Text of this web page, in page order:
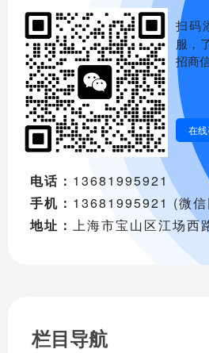
高潮的机遇
创业者越来
信度和信誉
科技公司的
度重视的。
扫码
服，
招商
在
电话： 13681995921
手机： 13681995921 (微信
地址： 上海市宝山区江场
栏目导航